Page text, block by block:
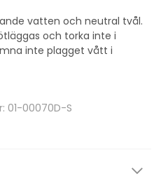
vatten och neutral tvål.
och torka inte i
inte plagget vått i
01-00070D-S